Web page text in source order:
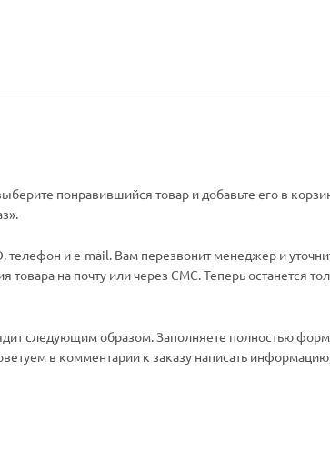
понравившийся товар и добавьте его в
и e-mail. Вам перезвонит менеджер и
на почту или через СМС. Теперь останется
следующим образом. Заполняете полностью
в комментарии к заказу написать